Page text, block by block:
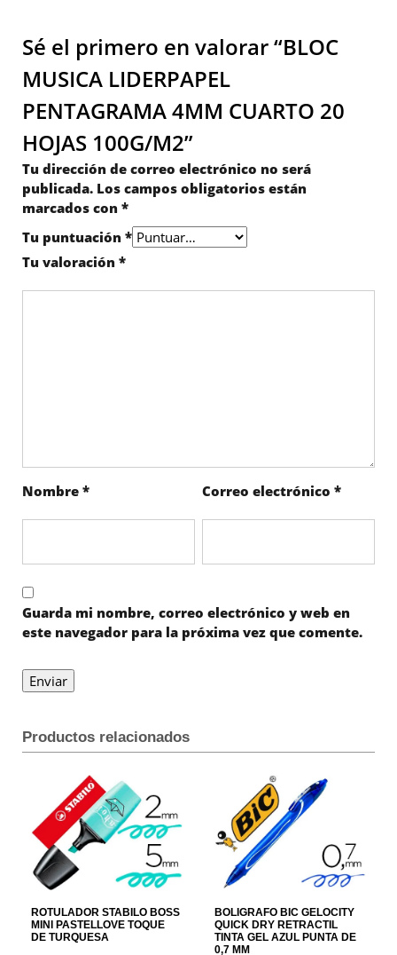
Sé el primero en valorar “BLOC
MUSICA LIDERPAPEL
PENTAGRAMA 4MM CUARTO 20
HOJAS 100G/M2”
Tu dirección de correo electrónico no será
publicada. Los campos obligatorios están
marcados con*
Tu puntuación*
Tu valoración*
Nombre* Correo electrónico *
Guarda mi nombre, correo electrónico y web en
este navegador para la próxima vez que comente.
Productos relacionados
ROTULADOR STABILO BOSS
MINI PASTELLOVE TOQUE
DE TURQUESA
BOLIGRAFO BIC GELOCITY
QUICK DRY RETRACTIL
TINTA GEL AZUL PUNTA DE
0,7 MM